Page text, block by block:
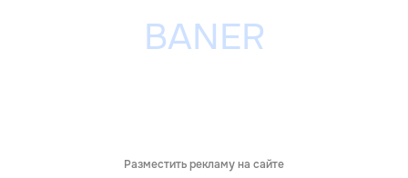
Разместить рекламу на сайте